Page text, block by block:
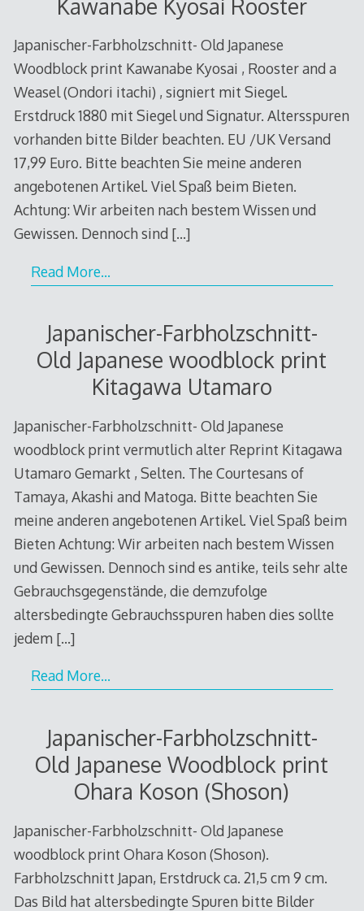
Kawanabe Kyosai Rooster
Japanischer-Farbholzschnitt- Old Japanese
Woodblock print Kawanabe Kyosai , Rooster and a
Weasel (Ondori itachi) , signiert mit Siegel.
Erstdruck 1880 mit Siegel und Signatur. Altersspuren
vorhanden bitte Bilder beachten. EU /UK Versand
17,99 Euro. Bitte beachten Sie meine anderen
angebotenen Artikel. Viel Spaß beim Bieten.
Achtung: Wir arbeiten nach bestem Wissen und
Gewissen. Dennoch sind […]
Read More…
Japanischer-Farbholzschnitt-
Old Japanese woodblock print
Kitagawa Utamaro
Japanischer-Farbholzschnitt- Old Japanese
woodblock print vermutlich alter Reprint Kitagawa
Utamaro Gemarkt , Selten. The Courtesans of
Tamaya, Akashi and Matoga. Bitte beachten Sie
meine anderen angebotenen Artikel. Viel Spaß beim
Bieten Achtung: Wir arbeiten nach bestem Wissen
und Gewissen. Dennoch sind es antike, teils sehr alte
Gebrauchsgegenstände, die demzufolge
altersbedingte Gebrauchsspuren haben dies sollte
jedem […]
Read More…
Japanischer-Farbholzschnitt-
Old Japanese Woodblock print
Ohara Koson (Shoson)
Japanischer-Farbholzschnitt- Old Japanese
woodblock print Ohara Koson (Shoson).
Farbholzschnitt Japan, Erstdruck ca. 21,5 cm 9 cm.
Das Bild hat altersbedingte Spuren bitte Bilder